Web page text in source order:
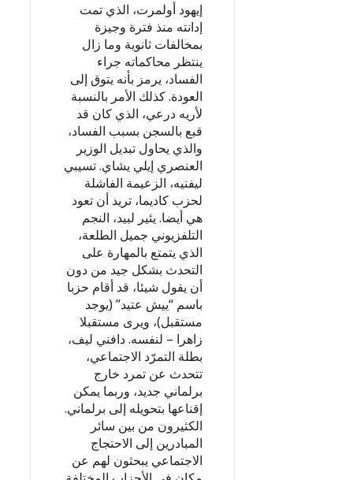
إيهود أولمرت، الذي تمت
إدانته منذ فترة وجيزة
بمخالفات ثانوية وما زال
ينتظر محاكماته جراء
الفساد، يرمز بأنه يتوق إلى
العودة. كذلك الأمر بالنسبة
لأريه درعي، الذي كان قد
قبع بالسجن بسبب الفساد،
والذي يحاول تبديل الوزير
العنصري إيلي يشاي. تسيبي
ليفنيه، الزعيمة الفاشلة
لحزب كاديما، تريد أن تعود
هي أيضا. يئير لبيد، النجم
التلفزيوني جميل الطلعة،
الذي يتمتع بالمهارة على
التحدث بشكل جيد من دون
أن يقول شيئا، قد أقام حزبا
باسم “ييش عتيد” (يوجد
مستقبل)، ويرى مستقبلا
زاهرا – لنفسه. دافني ليف،
بطلة التمرّد الاجتماعي،
تتحدث عن تمرد خارج
برلماني جديد، وربما يمكن
إقناعها بتحويله إلى برلماني.
الكثيرون من بين سائر
المبادرين إلى الاحتجاج
الاجتماعي يبحثون لهم عن